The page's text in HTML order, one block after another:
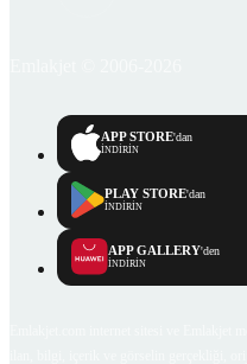
APP STORE'dan
İNDİRİN
PLAY STORE'dan
İNDİRİN
APP GALLERY'den
İNDİRİN